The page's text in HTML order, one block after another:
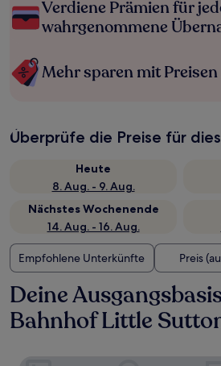
Verdiene Prämien für
wahrgenommene
Mehr sparen mit
Überprüfe die Preise für
Heute
8. Aug. - 9. Aug.
Nächstes Wochenende
14. Aug. - 16. Aug.
Empfohlene Unterkünfte Preis
Deine
Bahnhof Little